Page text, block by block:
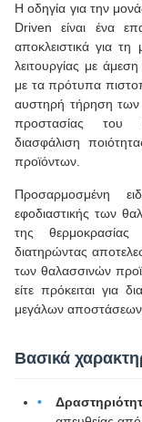
Η οδηγία για την
Driven είναι ένα
αποκλειστικά για
λειτουργίας με
με τα πρότυπα
αυστηρή τήρηση των
προστασίας του
διασφάλιση
προϊόντων.
Προσαρμοσμένη
εφοδιαστικής των
της
διατηρώντας
των θαλασσινών
είτε πρόκειται για
μεγάλων αποστάσεων..
Βασικά